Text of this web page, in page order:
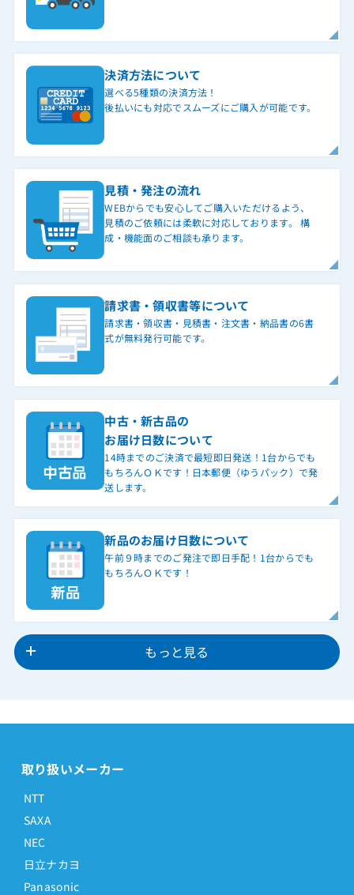
決済方法について
選べる5種類の決済方法！
後払いにも対応でスムーズにご購入が可能です。
見積・発注の流れ
WEBからでも安心してご購入いただけるよう、
見積のご依頼には柔軟に対応しております。 構
成・機能面のご相談も承ります。
請求書・領収書等について
請求書・領収書・見積書・注文書・納品書の6書
式が無料発行可能です。
中古・新古品の
お届け日数について
14時までのご決済で最短即日発送！1台からでも
もちろんＯＫです！日本郵便（ゆうパック）で発
送します。
新品のお届け日数について
午前９時までのご発注で即日手配！1台からでも
もちろんＯＫです！
もっと見る
取り扱いメーカー
NTT
SAXA
NEC
日立ナカヨ
Panasonic